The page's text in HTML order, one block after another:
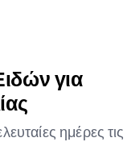
για
ημέρες τις